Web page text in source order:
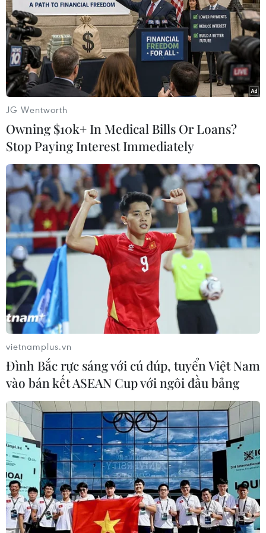
Đức kêu gọi nỗ lực toàn cầu về phòng
chống dịch COVID-19
22/11/2020 01:30
Thủ tướng Merkel nhấn mạnh, chỉ với nỗ lực toàn cầu,
thế giới mới có thể vượt qua được những thách thức lớn
như đại dịch COVID-19, trong đó mọi quốc gia phải
được tiếp cận vắcxin với giá phải chăng.
JG Wentworth
Owning $10k+ In Medical Bills Or Loans?
Stop Paying Interest Immediately
vietnamplus.vn
Đình Bắc rực sáng với cú đúp, tuyển Việt Nam
vào bán kết ASEAN Cup với ngôi đầu bảng